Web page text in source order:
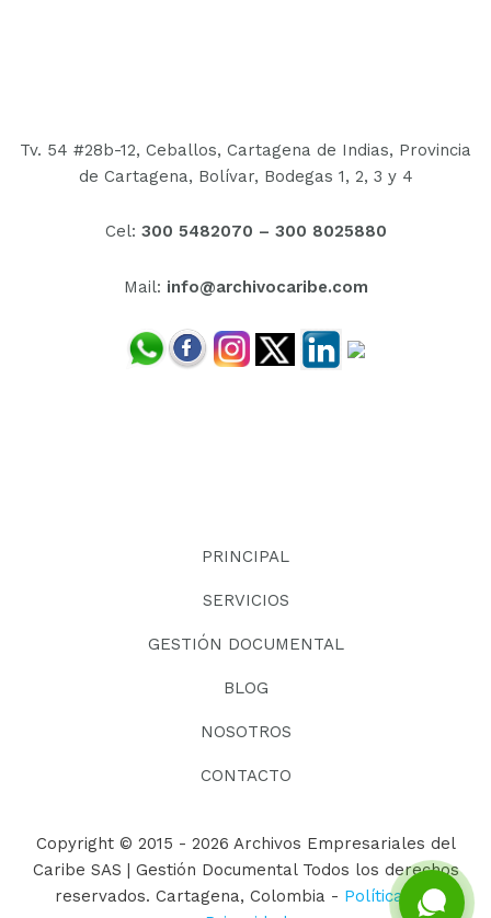
Tv. 54 #28b-12, Ceballos, Cartagena de Indias, Provincia
de Cartagena, Bolívar, Bodegas 1, 2, 3 y 4
Cel: 300 5482070 – 300 8025880
Mail: info@archivocaribe.com
PRINCIPAL
SERVICIOS
GESTIÓN DOCUMENTAL
BLOG
NOSOTROS
CONTACTO
Copyright © 2015 - 2026 Archivos Empresariales del
Caribe SAS | Gestión Documental Todos los derechos
reservados. Cartagena, Colombia - Políticas de